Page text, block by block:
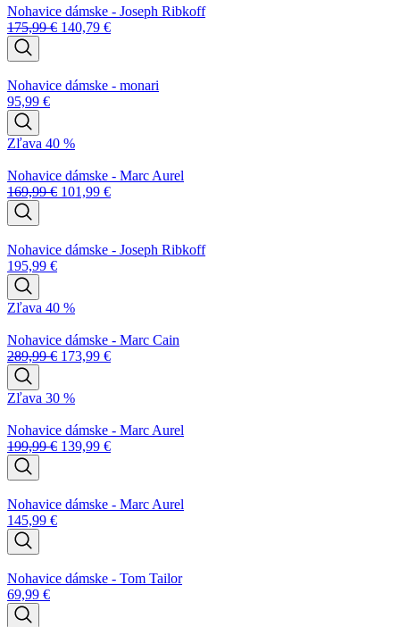
Nohavice dámske - Joseph Ribkoff
175,99€ 140,79 €
Nohavice dámske - monari
95,99 €
Zľava 40 %
Nohavice dámske - Marc Aurel
169,99€ 101,99 €
Nohavice dámske - Joseph Ribkoff
195,99 €
Zľava 40 %
Nohavice dámske - Marc Cain
289,99€ 173,99 €
Zľava 30 %
Nohavice dámske - Marc Aurel
199,99€ 139,99 €
Nohavice dámske - Marc Aurel
145,99 €
Nohavice dámske - Tom Tailor
69,99 €